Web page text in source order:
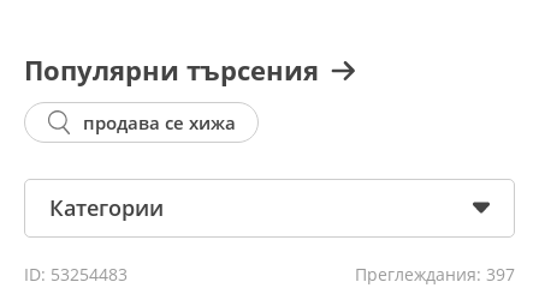
Популярни търсения
продава се хижа
Категории
ID: 53254483 Преглеждания: 397